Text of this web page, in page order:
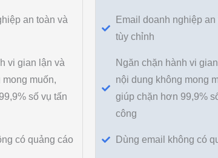
an toàn và
vi gian lận và
muốn,
số vụ tấn
có quảng cáo
Email doanh nghiệp an
tùy chỉnh
Ngăn chặn hành vi
nội dung không mong
giúp chặn hơn 99,9%
công
Dùng email không có